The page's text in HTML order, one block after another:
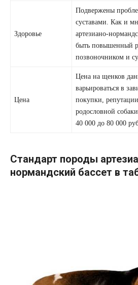
Здоровье
Подвержены
суставами. Как и
артезиано-
быть повышенный
позвоночником и
Цена
Цена на щенков
варьироваться в
покупки,
родословной
40 000 до 80 000
Стандарт породы
нормандский бассет в